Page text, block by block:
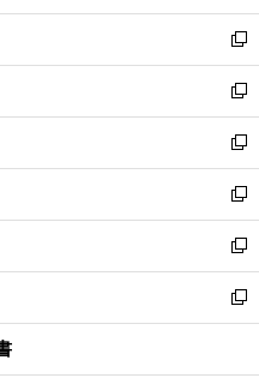
開
く
ウ
で
開
く
ン
ド
ウ
で
開
く
新
し
い
ウ
ィ
ン
ド
ウ
で
開
く
新
し
い
ウ
ィ
ン
ド
ウ
で
開
新
し
い
ウ
ィ
ン
ド
ウ
開
新
し
い
ウ
ィ
ン
ウ
新
し
い
ウ
ン
新
し
ウ